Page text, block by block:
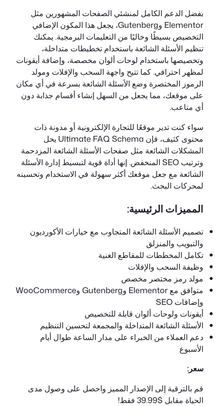
بفضل الدعم الكامل لمنشئي الصفحات المشهورين مثل
Elementor وGutenberg، يجعل هذا المكون الإضافي
التخصيص بسيطًا وخاليًا من التعليمات البرمجية. يمكنك
تنظيم الأسئلة الشائعة باستخدام تخطيطات متداخلة،
وتخصيصها باستخدام لوحات ألوان مخصصة، وإضافة أيقونات
لمظهر احترافي. كما تتيح واجهة السحب والإفلات ومولد
الرموز المختصرة وضع الأسئلة الشائعة بسرعة في أي مكان
على موقعك، مما يجعل من السهل إنشاء أقسام جذابة دون
أي متاعب.
سواء كنت تدير موقعًا للتجارة الإلكترونية أو مدونة ذات
محتوى كثيف، فإن Ultimate FAQ Schema يحل
المشكلات الشائعة مثل صفحات الأسئلة الشائعة المزدحمة
وترتيب SEO المنخفض. إنها أداة قوية لتبسيط إدارة الأسئلة
الشائعة مع جعل موقعك أكثر سهولة في الاستخدام وتحسينه
لمحركات البحث.
المميزات الرئيسية:
تصميم الأسئلة الشائعة المتجاوب مع خيارات الأكورديون
والتبويب والمنزلق
تكامل المخططات للمقاطع الغنية
وظيفة السحب والإفلات
مولد رمز مختصر مخصص
متوافق مع Elementor وGutenberg وWooCommerce
وإضافات SEO
أيقونات ولوحات ألوان قابلة للتخصيص
الأسئلة الشائعة المتداخلة والمجمعة لتحسين التنظيم
دعم العملاء من الخبراء على مدار الساعة طوال أيام
الأسبوع
سعر:
قم بالترقية إلى الإصدار المميز واحصل على وصول مدى
الحياة مقابل $39.99 فقط!